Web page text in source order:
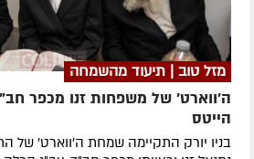
מזל טוב | תיעוד מהשמחה
ה'ווארט' של משפחות זנו מכפר
הייטס
בניו יורק התקיימה שמחת ה'ווארט' של